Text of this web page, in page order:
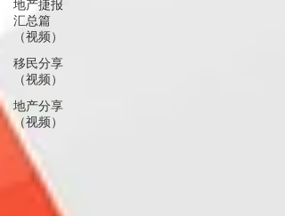
地产捷报
汇总篇
（视频）
移民分享
（视频）
地产分享
（视频）